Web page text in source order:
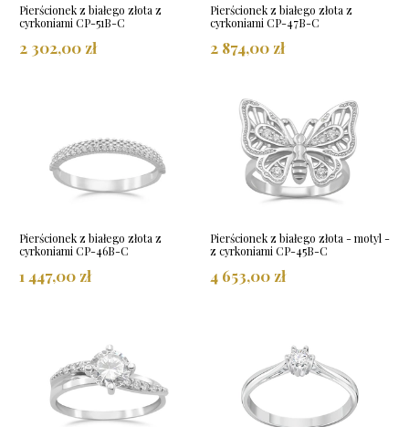
Pierścionek z białego złota z
cyrkoniami CP-51B-C
2 302,00 zł
Pierścionek z białego złota z
cyrkoniami CP-47B-C
2 874,00 zł
Pierścionek z białego złota z
cyrkoniami CP-46B-C
1 447,00 zł
Pierścionek z białego złota - motyl -
z cyrkoniami CP-45B-C
4 653,00 zł